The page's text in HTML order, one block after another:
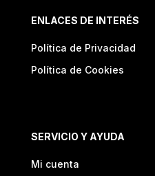
ENLACES DE INTERÉS
Política de Privacidad
Política de Cookies
SERVICIO Y AYUDA
Mi cuenta